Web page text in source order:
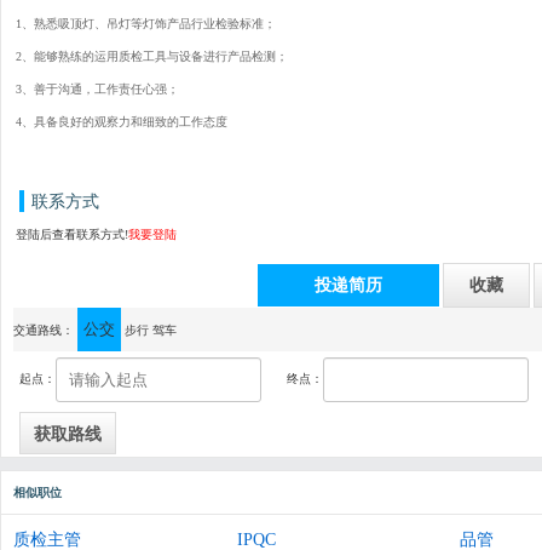
1、熟悉吸顶灯、吊灯等灯饰产品行业检验标准；
2、能够熟练的运用质检工具与设备进行产品检测；
3、善于沟通，工作责任心强；
4、具备良好的观察力和细致的工作态度
联系方式
登陆后查看联系方式!我要登陆
投递简历 收藏
通讯地址：横栏镇益辉二路7号
交通路线： 公交 步行 驾车
起点： 终点：
相似职位
质检主管 IPQC 品管